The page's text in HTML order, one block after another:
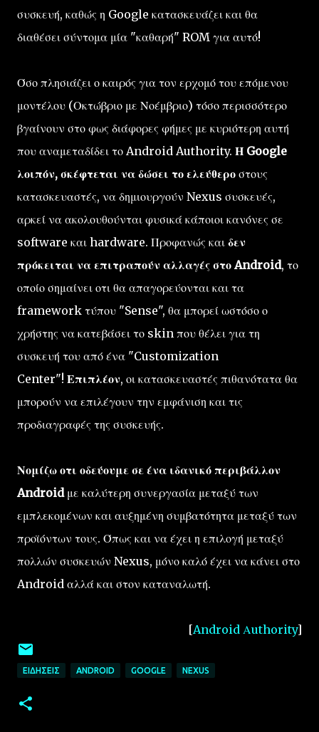
συσκευή, καθώς η Google κατασκευάζει και θα
διαθέσει σύντομα μία "καθαρή" ROM για αυτό!
Όσο πλησιάζει ο καιρός για τον ερχομό του επόμενου
μοντέλου (Οκτώβριο με Νοέμβριο) τόσο περισσότερο
βγαίνουν στο φως διάφορες φήμες με κυριότερη αυτή
που αναμεταδίδει το Android Authority. Η Google
λοιπόν, σκέφτεται να δώσει το ελεύθερο στους
κατασκευαστές, να δημιουργούν Nexus συσκευές,
αρκεί να ακολουθούνται φυσικά κάποιοι κανόνες σε
software και hardware. Προφανώς και δεν
πρόκειται να επιτραπούν αλλαγές στο Android, το
οποίο σημαίνει οτι θα απαγορεύονται και τα
framework τύπου "Sense", θα μπορεί ωστόσο ο
χρήστης να κατεβάσει το skin που θέλει για τη
συσκευή του από ένα "Customization
Center"! Επιπλέον, οι κατασκευαστές πιθανότατα θα
μπορούν να επιλέγουν την εμφάνιση και τις
προδιαγραφές της συσκευής.
Νομίζω οτι οδεύουμε σε ένα ιδανικό περιβάλλον
Androidμε καλύτερη συνεργασία μεταξύ των
εμπλεκομένων και αυξημένη συμβατότητα μεταξύ των
προϊόντων τους. Όπως και να έχει η επιλογή μεταξύ
πολλών συσκευών Nexus, μόνο καλό έχει να κάνει στο
Android αλλά και στον καταναλωτή.
[Android Αuthority]
ΕΙΔΉΣΕΙΣ ANDROID GOOGLE NEXUS